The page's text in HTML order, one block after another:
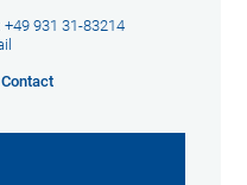
+49 931 31-83214